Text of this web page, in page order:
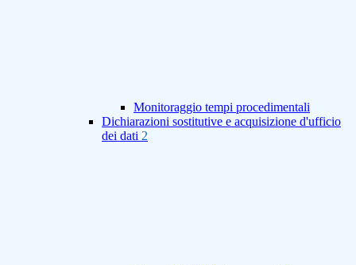
Monitoraggio tempi procedimentali
Dichiarazioni sostitutive e acquisizione d'ufficio
dei dati 2